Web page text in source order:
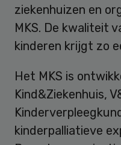
ziekenhuizen en
MKS. De kwaliteit
kinderen krijgt zo
Het MKS is
Kind&Ziekenhuis,
kinderpalliatieve